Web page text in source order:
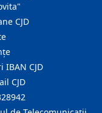
CJD
IBAN CJD
CJD